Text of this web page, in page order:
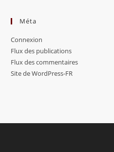
Méta
Connexion
Flux des publications
Flux des commentaires
Site de WordPress-FR